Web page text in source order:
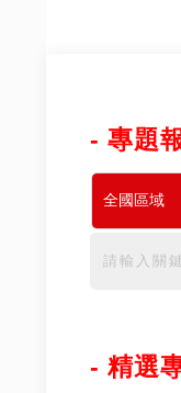
- 專題
- 精選